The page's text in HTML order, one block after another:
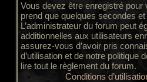
Vous devez être enregistré pour
prend que quelques secondes
L’administrateur du forum peut
additionnelles aux utilisateurs
assurez-vous d’avoir pris
d’utilisation et de notre politique
lire tout le règlement du forum.
Conditions